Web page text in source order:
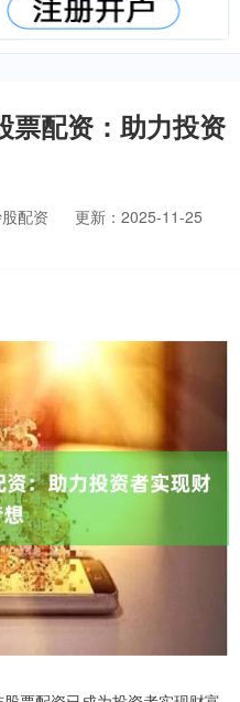
票配资：助力投资
配资
更新：2025-11-25